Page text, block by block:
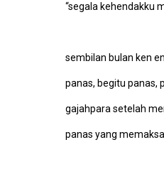
“segala kehendakku
sembilan bulan ken
panas, begitu panas,
gajahpara setelah
panas yang